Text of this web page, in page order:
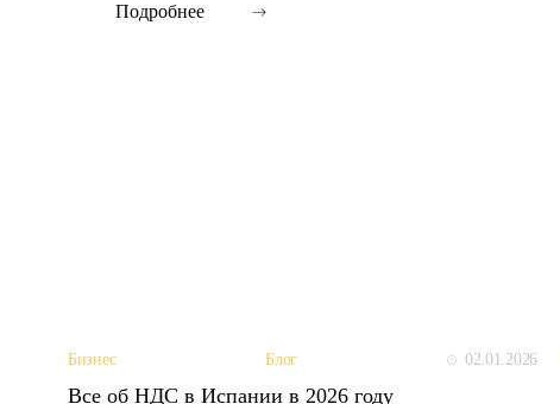
Подробнее
Бизнес Блог 02.01.2026
Все об НДС в Испании в 2026 году